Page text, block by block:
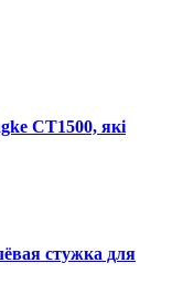
CT1500, які
стужка для